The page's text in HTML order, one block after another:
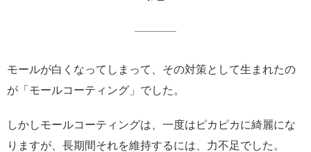
モールが白くなってしまって、その対策として生まれたの
が「モールコーティング」でした。
しかしモールコーティングは、一度はピカピカに綺麗にな
りますが、長期間それを維持するには、力不足でした。